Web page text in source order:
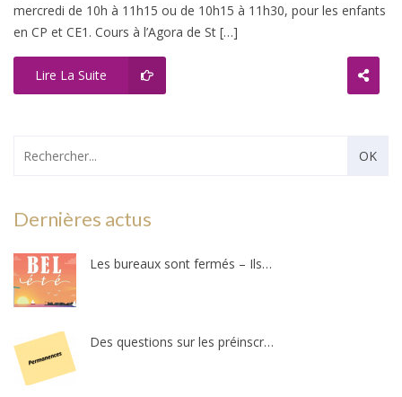
mercredi de 10h à 11h15 ou de 10h15 à 11h30, pour les enfants
en CP et CE1. Cours à l’Agora de St […]
Lire La Suite
Dernières actus
Les bureaux sont fermés – Ils ouvriront au public le mercredi 26 août 2026 !
Des questions sur les préinscriptions ?